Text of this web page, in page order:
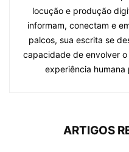
locução e produção
informam, conectam e
palcos, sua escrita se
capacidade de envolver
experiência
ARTIGOS